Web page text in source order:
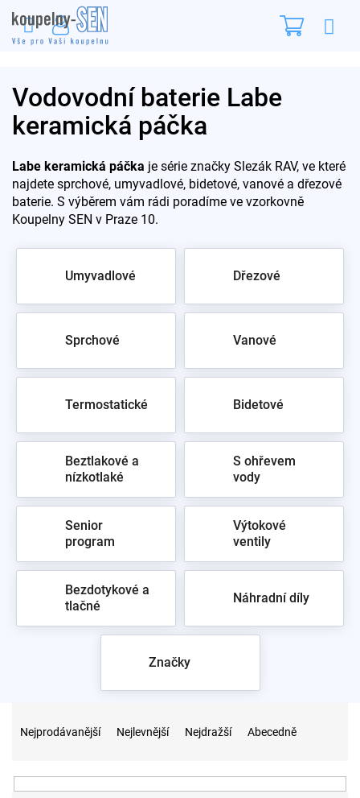
na
obsah
Vodovodní baterie Labe
keramická páčka
Labe keramická páčka je série značky Slezák RAV, ve které
najdete sprchové, umyvadlové, bidetové, vanové a dřezové
baterie. S výběrem vám rádi poradíme ve vzorkovně
Koupelny SEN v Praze 10.
Umyvadlové Dřezové
Sprchové Vanové
Termostatické Bidetové
Beztlakové a
nízkotlaké
S ohřevem
vody
Senior
program
Výtokové
ventily
Bezdotykové a
tlačné
Náhradní díly
Značky
n
Nejprodávanější Nejlevnější Nejdražší Abecedně